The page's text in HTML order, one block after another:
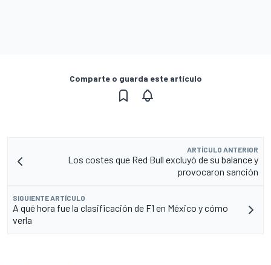
Comparte o guarda este artículo
ARTÍCULO ANTERIOR
Los costes que Red Bull excluyó de su balance y
provocaron sanción
SIGUIENTE ARTÍCULO
A qué hora fue la clasificación de F1 en México y cómo
verla